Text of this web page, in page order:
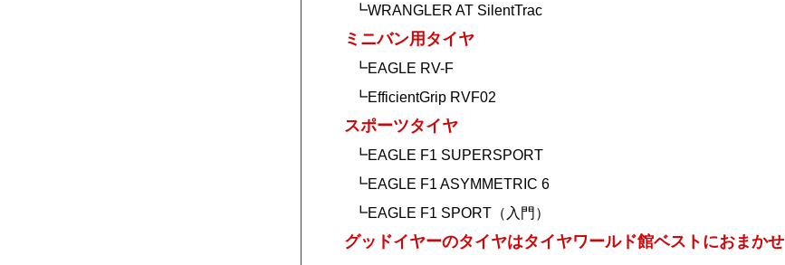
┗WRANGLER AT SilentTrac
ミニバン用タイヤ
┗EAGLE RV-F
┗EfficientGrip RVF02
スポーツタイヤ
┗EAGLE F1 SUPERSPORT
┗EAGLE F1 ASYMMETRIC 6
┗EAGLE F1 SPORT（入門）
グッドイヤーのタイヤはタイヤワールド館ベストにおまかせ